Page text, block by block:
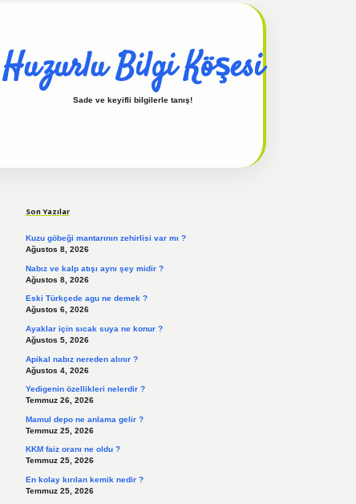
Huzurlu Bilgi Köşesi
Sade ve keyifli bilgilerle tanış!
Son Yazılar
Kuzu göbeği mantarının zehirlisi var mı ?
Ağustos 8, 2026
Nabız ve kalp atışı aynı şey midir ?
Ağustos 8, 2026
Eski Türkçede agu ne demek ?
Ağustos 6, 2026
Ayaklar için sıcak suya ne konur ?
Ağustos 5, 2026
Apikal nabız nereden alınır ?
Ağustos 4, 2026
Yedigenin özellikleri nelerdir ?
Temmuz 26, 2026
Mamul depo ne anlama gelir ?
Temmuz 25, 2026
KKM faiz oranı ne oldu ?
Temmuz 25, 2026
En kolay kırılan kemik nedir ?
Temmuz 25, 2026